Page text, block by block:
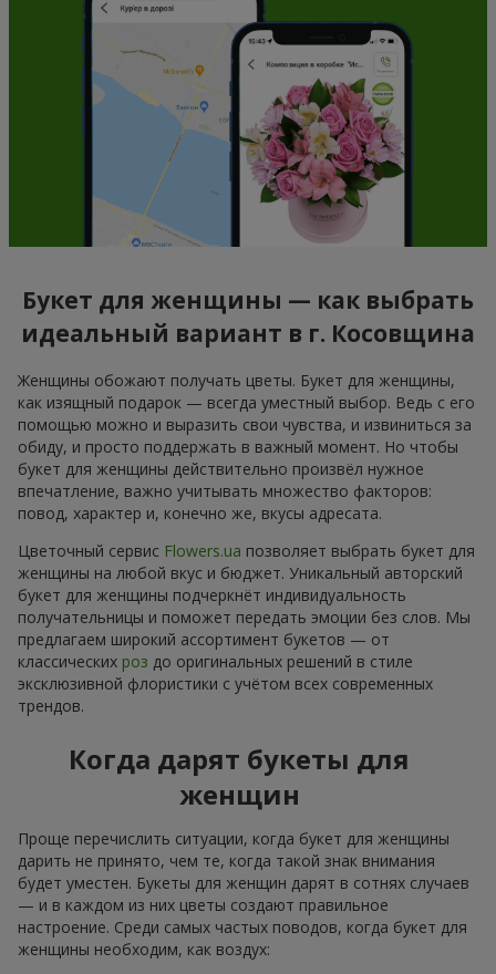
Букет для женщины — как выбрать
идеальный вариант в г. Косовщина
Женщины обожают получать цветы. Букет для женщины,
как изящный подарок — всегда уместный выбор. Ведь с его
помощью можно и выразить свои чувства, и извиниться за
обиду, и просто поддержать в важный момент. Но чтобы
букет для женщины действительно произвёл нужное
впечатление, важно учитывать множество факторов:
повод, характер и, конечно же, вкусы адресата.
Цветочный сервис Flowers.ua позволяет выбрать букет для
женщины на любой вкус и бюджет. Уникальный авторский
букет для женщины подчеркнёт индивидуальность
получательницы и поможет передать эмоции без слов. Мы
предлагаем широкий ассортимент букетов — от
классических роз до оригинальных решений в стиле
эксклюзивной флористики с учётом всех современных
трендов.
Когда дарят букеты для
женщин
Проще перечислить ситуации, когда букет для женщины
дарить не принято, чем те, когда такой знак внимания
будет уместен. Букеты для женщин дарят в сотнях случаев
— и в каждом из них цветы создают правильное
настроение. Среди самых частых поводов, когда букет для
женщины необходим, как воздух: